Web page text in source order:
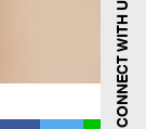
CONNECT WITH US